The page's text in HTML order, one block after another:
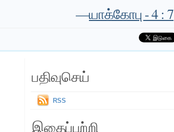
—யாக்கோபு - 4 : 7
பதிவுசெய்
RSS
இதைப்பற்றி